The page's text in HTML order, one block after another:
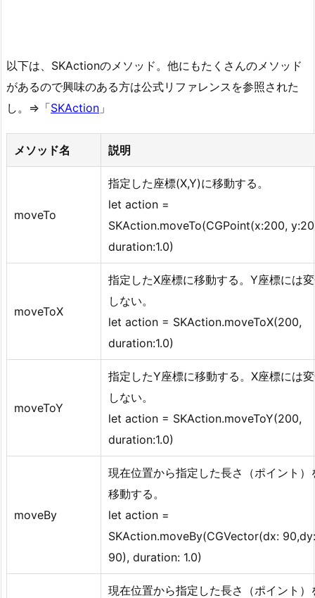
以下は、SKActionのメソッド。他にもたくさんのメソッド
があるので興味のある方は公式リファレンスを参照された
し。⇒「SKAction 」
メソッド名 説明
moveTo
指定した座標(X,Y)に移動する。
let action =
SKAction.moveTo(CGPoint(x:200,
duration:1.0)
moveToX
指定したX座標に移動する。Y座標には
しない。
let action = SKAction.moveToX(200,
duration:1.0)
moveToY
指定したY座標に移動する。X座標には
しない。
let action = SKAction.moveToY(200,
duration:1.0)
moveBy
現在位置から指定した長さ（ポイント）
移動する。
let action =
SKAction.moveBy(CGVector(dx: 90,dy:
90), duration: 1.0)
現在位置から指定した長さ（ポイント）